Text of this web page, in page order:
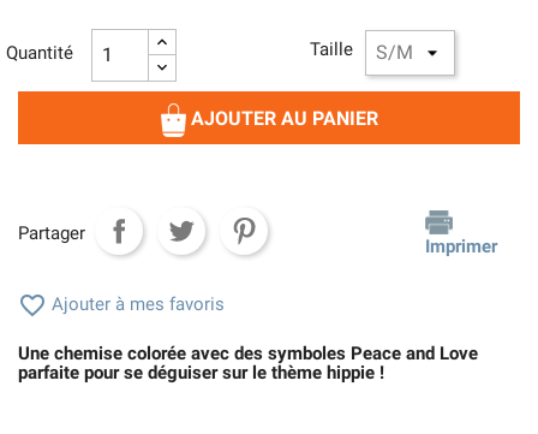
Taille
Quantité
AJOUTER AU PANIER
Partager
Imprimer
 Ajouter à mes favoris
Une chemise colorée avec des symboles Peace and Love
parfaite pour se déguiser sur le thème hippie !